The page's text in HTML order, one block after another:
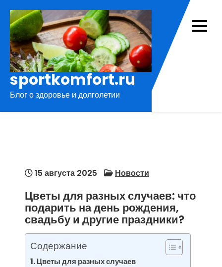
содержимому
sportkomfort.ru
Блог о здоровье и долголетии
15 августа 2025 Новости
Цветы для разных случаев: что
подарить на день рождения,
свадьбу и другие праздники?
Содержание
Цветы для разных случаев